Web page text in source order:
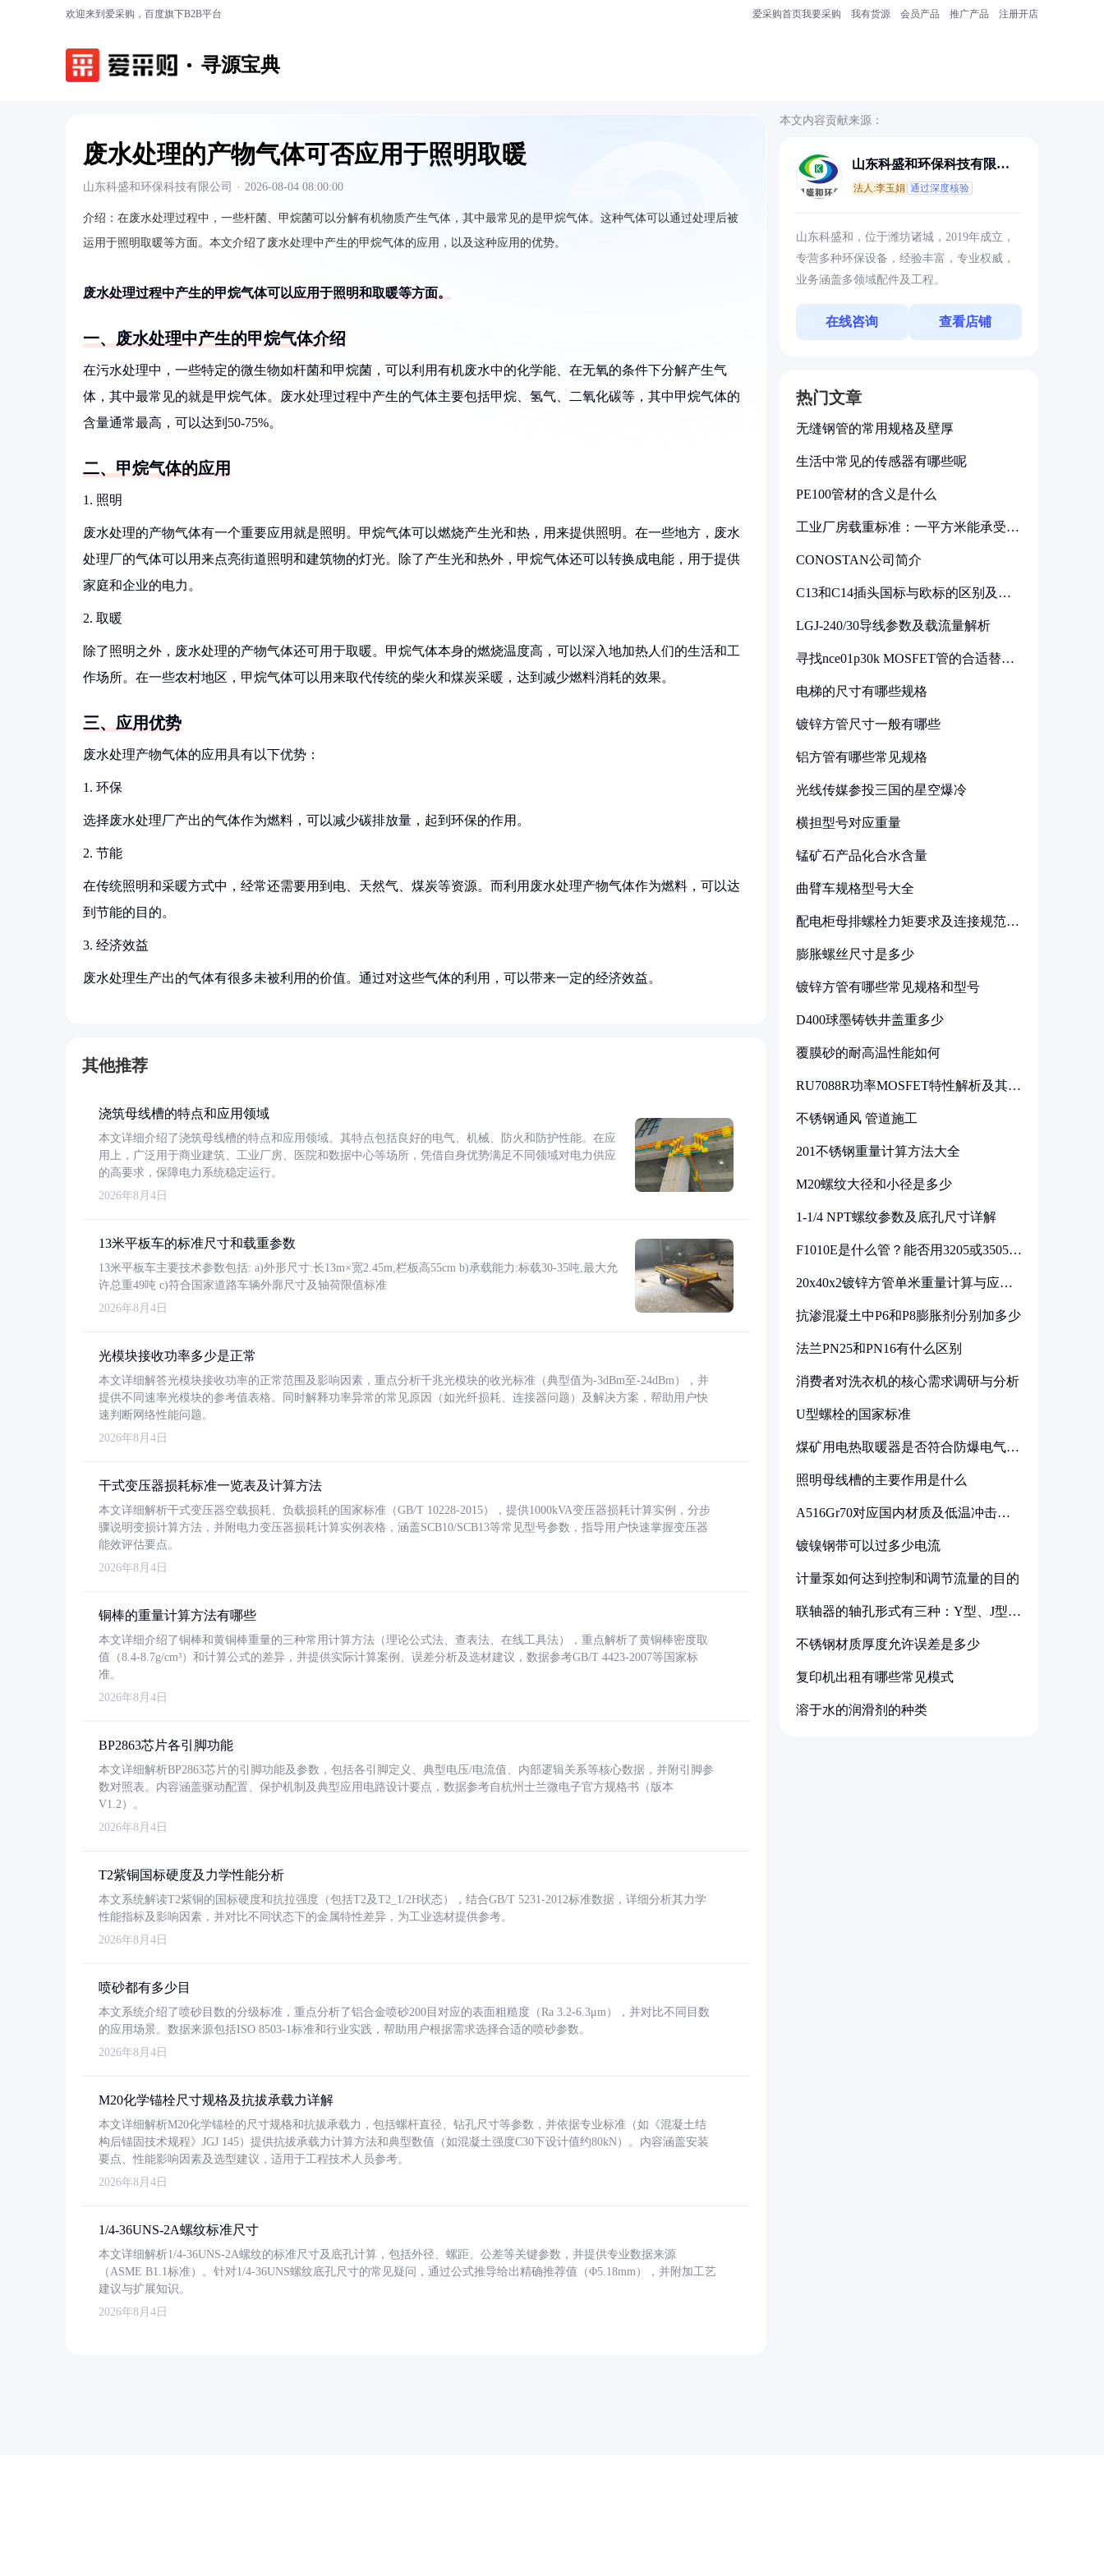
欢迎来到爱采购，百度旗下B2B平台 爱采购首页我要采购 我有货源 会员产品 推广产品 注册开店
寻源宝典
废水处理的产物气体可否应用于照明取暖
山东科盛和环保科技有限公司 · 2026-08-04 08:00:00
介绍： 在废水处理过程中，一些杆菌、甲烷菌可以分解有机物质产生气体，其中最常见的是甲烷气体。这种气体可以通过处理后被
运用于照明取暖等方面。本文介绍了废水处理中产生的甲烷气体的应用，以及这种应用的优势。
废水处理过程中产生的甲烷气体可以应用于照明和取暖等方面。
一、废水处理中产生的甲烷气体介绍
在污水处理中，一些特定的微生物如杆菌和甲烷菌，可以利用有机废水中的化学能、在无氧的条件下分解产生气
体，其中最常见的就是甲烷气体。废水处理过程中产生的气体主要包括甲烷、氢气、二氧化碳等，其中甲烷气体的
含量通常最高，可以达到50-75%。
二、甲烷气体的应用
1. 照明
废水处理的产物气体有一个重要应用就是照明。甲烷气体可以燃烧产生光和热，用来提供照明。在一些地方，废水
处理厂的气体可以用来点亮街道照明和建筑物的灯光。除了产生光和热外，甲烷气体还可以转换成电能，用于提供
家庭和企业的电力。
2. 取暖
除了照明之外，废水处理的产物气体还可用于取暖。甲烷气体本身的燃烧温度高，可以深入地加热人们的生活和工
作场所。在一些农村地区，甲烷气体可以用来取代传统的柴火和煤炭采暖，达到减少燃料消耗的效果。
三、应用优势
废水处理产物气体的应用具有以下优势：
1. 环保
选择废水处理厂产出的气体作为燃料，可以减少碳排放量，起到环保的作用。
2. 节能
在传统照明和采暖方式中，经常还需要用到电、天然气、煤炭等资源。而利用废水处理产物气体作为燃料，可以达
到节能的目的。
3. 经济效益
废水处理生产出的气体有很多未被利用的价值。通过对这些气体的利用，可以带来一定的经济效益。
其他推荐
浇筑母线槽的特点和应用领域
本文详细介绍了浇筑母线槽的特点和应用领域。其特点包括良好的电气、机械、防火和防护性能。在应
用上，广泛用于商业建筑、工业厂房、医院和数据中心等场所，凭借自身优势满足不同领域对电力供应
的高要求，保障电力系统稳定运行。
2026年8月4日
13米平板车的标准尺寸和载重参数
13米平板车主要技术参数包括: a)外形尺寸:长13m×宽2.45m,栏板高55cm b)承载能力:标载30-35吨,最大允
许总重49吨 c)符合国家道路车辆外廓尺寸及轴荷限值标准
2026年8月4日
光模块接收功率多少是正常
本文详细解答光模块接收功率的正常范围及影响因素，重点分析千兆光模块的收光标准（典型值为-3dBm至-24dBm），并
提供不同速率光模块的参考值表格。同时解释功率异常的常见原因（如光纤损耗、连接器问题）及解决方案，帮助用户快
速判断网络性能问题。
2026年8月4日
干式变压器损耗标准一览表及计算方法
本文详细解析干式变压器空载损耗、负载损耗的国家标准（GB/T 10228-2015），提供1000kVA变压器损耗计算实例，分步
骤说明变损计算方法，并附电力变压器损耗计算实例表格，涵盖SCB10/SCB13等常见型号参数，指导用户快速掌握变压器
能效评估要点。
2026年8月4日
铜棒的重量计算方法有哪些
本文详细介绍了铜棒和黄铜棒重量的三种常用计算方法（理论公式法、查表法、在线工具法），重点解析了黄铜棒密度取
值（8.4-8.7g/cm³）和计算公式的差异，并提供实际计算案例、误差分析及选材建议，数据参考GB/T 4423-2007等国家标
准。
2026年8月4日
BP2863芯片各引脚功能
本文详细解析BP2863芯片的引脚功能及参数，包括各引脚定义、典型电压/电流值、内部逻辑关系等核心数据，并附引脚参
数对照表。内容涵盖驱动配置、保护机制及典型应用电路设计要点，数据参考自杭州士兰微电子官方规格书（版本
V1.2）。
2026年8月4日
T2紫铜国标硬度及力学性能分析
本文系统解读T2紫铜的国标硬度和抗拉强度（包括T2及T2_1/2H状态），结合GB/T 5231-2012标准数据，详细分析其力学
性能指标及影响因素，并对比不同状态下的金属特性差异，为工业选材提供参考。
2026年8月4日
喷砂都有多少目
本文系统介绍了喷砂目数的分级标准，重点分析了铝合金喷砂200目对应的表面粗糙度（Ra 3.2-6.3μm），并对比不同目数
的应用场景。数据来源包括ISO 8503-1标准和行业实践，帮助用户根据需求选择合适的喷砂参数。
2026年8月4日
M20化学锚栓尺寸规格及抗拔承载力详解
本文详细解析M20化学锚栓的尺寸规格和抗拔承载力，包括螺杆直径、钻孔尺寸等参数，并依据专业标准（如《混凝土结
构后锚固技术规程》JGJ 145）提供抗拔承载力计算方法和典型数值（如混凝土强度C30下设计值约80kN）。内容涵盖安装
要点、性能影响因素及选型建议，适用于工程技术人员参考。
2026年8月4日
1/4-36UNS-2A螺纹标准尺寸
本文详细解析1/4-36UNS-2A螺纹的标准尺寸及底孔计算，包括外径、螺距、公差等关键参数，并提供专业数据来源
（ASME B1.1标准）。针对1/4-36UNS螺纹底孔尺寸的常见疑问，通过公式推导给出精确推荐值（Φ5.18mm），并附加工艺
建议与扩展知识。
2026年8月4日
本文内容贡献来源：
山东科盛和环保科技有限公
法人:李玉娟 通过深度核验
山东科盛和，位于潍坊诸城，2019年成立，
专营多种环保设备，经验丰富，专业权威，
业务涵盖多领域配件及工程。
在线咨询 查看店铺
热门文章
无缝钢管的常用规格及壁厚
生活中常见的传感器有哪些呢
PE100管材的含义是什么
工业厂房载重标准：一平方米能承受多
CONOSTAN公司简介
C13和C14插头国标与欧标的区别及其
LGJ-240/30导线参数及载流量解析
寻找nce01p30k MOSFET管的合适替代
电梯的尺寸有哪些规格
镀锌方管尺寸一般有哪些
铝方管有哪些常见规格
光线传媒参投三国的星空爆冷
横担型号对应重量
锰矿石产品化合水含量
曲臂车规格型号大全
配电柜母排螺栓力矩要求及连接规范详
膨胀螺丝尺寸是多少
镀锌方管有哪些常见规格和型号
D400球墨铸铁井盖重多少
覆膜砂的耐高温性能如何
RU7088R功率MOSFET特性解析及其在
不锈钢通风 管道施工
201不锈钢重量计算方法大全
M20螺纹大径和小径是多少
1-1/4 NPT螺纹参数及底孔尺寸详解
F1010E是什么管？能否用3205或3505代
20x40x2镀锌方管单米重量计算与应用
抗渗混凝土中P6和P8膨胀剂分别加多少
法兰PN25和PN16有什么区别
消费者对洗衣机的核心需求调研与分析
U型螺栓的国家标准
煤矿用电热取暖器是否符合防爆电气设
照明母线槽的主要作用是什么
A516Gr70对应国内材质及低温冲击要
镀镍钢带可以过多少电流
计量泵如何达到控制和调节流量的目的
联轴器的轴孔形式有三种：Y型、J型、
不锈钢材质厚度允许误差是多少
复印机出租有哪些常见模式
溶于水的润滑剂的种类